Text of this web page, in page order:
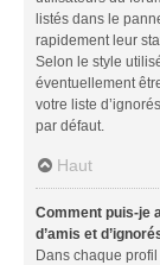
listés dans le
rapidement leur
Selon le style
éventuellement
votre liste
par défaut.
Haut
Comment puis-je
d’amis et
Dans chaque